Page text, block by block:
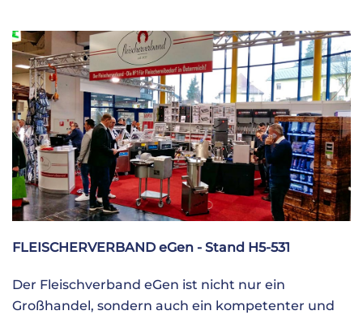
FLEISCHERVERBAND eGen - Stand H5-531
Der Fleischverband eGen ist nicht nur ein
Großhandel, sondern auch ein kompetenter und